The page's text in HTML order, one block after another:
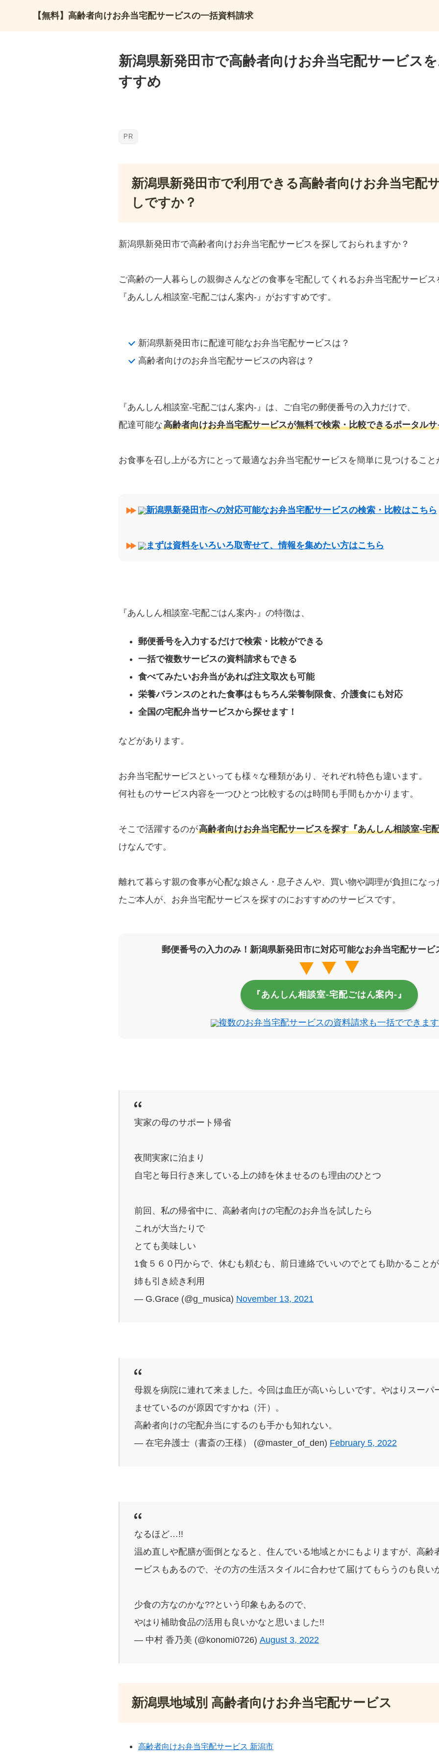
【無料】高齢者向けお弁当宅配サービスの一括資料請求
新潟県新発田市で高齢者向けお弁当宅配サービス
すすめ
新潟県新発田市で利用できる高齢者向けお弁当宅配
しですか？
新潟県新発田市で高齢者向けお弁当宅配サービスを探しておられますか？
ご高齢の一人暮らしの親御さんなどの食事を宅配してくれるお弁当宅配サービス
『あんしん相談室‐宅配ごはん案内‐』がおすすめです。
新潟県新発田市に配達可能なお弁当宅配サービスは？
高齢者向けのお弁当宅配サービスの内容は？
『あんしん相談室‐宅配ごはん案内‐』は、ご自宅の郵便番号の入力だけで、
配達可能な高齢者向けお弁当宅配サービスが無料で検索・比較できるポータル
お食事を召し上がる方にとって最適なお弁当宅配サービスを簡単に見つけること
新潟県新発田市への対応可能なお弁当宅配サービスの検索・比較はこちら
まずは資料をいろいろ取寄せて、情報を集めたい方はこちら
『あんしん相談室‐宅配ごはん案内‐』の特徴は、
郵便番号を入力するだけで検索・比較ができる
一括で複数サービスの資料請求もできる
食べてみたいお弁当があれば注文取次も可能
栄養バランスのとれた食事はもちろん栄養制限食、介護食にも対応
全国の宅配弁当サービスから探せます！
などがあります。
お弁当宅配サービスといっても様々な種類があり、それぞれ特色も違います。
何社ものサービス内容を一つひとつ比較するのは時間も手間もかかります。
そこで活躍するのが高齢者向けお弁当宅配サービスを探す『あんしん相談室‐宅
けなんです。
離れて暮らす親の食事が心配な娘さん・息子さんや、買い物や調理が負担になっ
たご本人が、お弁当宅配サービスを探すのにおすすめのサービスです。
郵便番号の入力のみ！新潟県新発田市に対応可能なお弁当宅配サービ
『あんしん相談室‐宅配ごはん案内‐』
複数のお弁当宅配サービスの資料請求も一括でできます
実家の母のサポート帰省
夜間実家に泊まり
自宅と毎日行き来している上の姉を休ませるのも理由のひとつ
前回、私の帰省中に、高齢者向けの宅配のお弁当を試したら
これが大当たりで
とても美味しい
1食５６０円からで、休むも頼むも、前日連絡でいいのでとても助かること
姉も引き続き利用
— G.Grace (@g_musica) November 13, 2021
母親を病院に連れて来ました。今回は血圧が高いらしいです。やはりスーパ
ませているのが原因ですかね（汗）。
高齢者向けの宅配弁当にするのも手かも知れない。
— 在宅弁護士（書斎の王様） (@master_of_den) February 5, 2022
なるほど…!!
温め直しや配膳が面倒となると、住んでいる地域とかにもよりますが、高齢
ービスもあるので、その方の生活スタイルに合わせて届けてもらうのも良い
少食の方なのかな??という印象もあるので、
やはり補助食品の活用も良いかなと思いました!!
— 中村 香乃美 (@konomi0726) August 3, 2022
新潟県地域別 高齢者向けお弁当宅配サービス
高齢者向けお弁当宅配サービス 新潟市